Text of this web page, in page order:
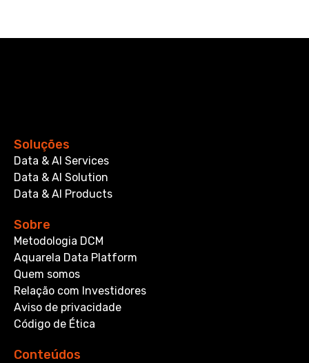
Soluções
Data & AI Services
Data & AI Solution
Data & AI Products
Sobre
Metodologia DCM
Aquarela Data Platform
Quem somos
Relação com Investidores
Aviso de privacidade
Código de Ética
Conteúdos